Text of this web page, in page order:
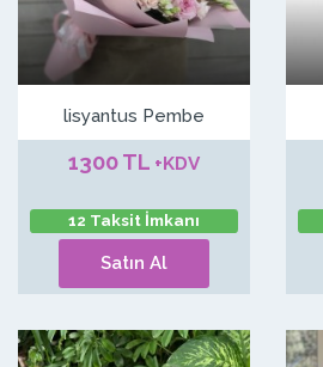
lisyantus Pembe
1300 TL +KDV
12 Taksit İmkanı
Satın Al